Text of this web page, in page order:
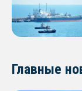
Главные